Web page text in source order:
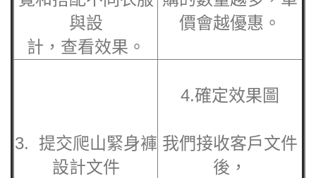
與設
計，查看效果。
價會越優惠。
3. 提交爬山緊身褲
設計文件
4.確定效果圖
我們接收客戶文件
後，